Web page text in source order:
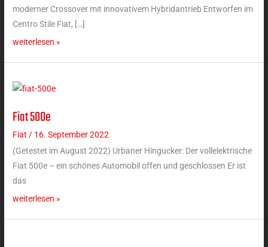
moderner Crossover mit innovativem Hybridantrieb Entworfen im
Centro Stile Fiat, […]
weiterlesen »
Fiat 500e
Fiat / 16. September 2022
(Getestet im August 2022) Urbaner Hingucker: Der vollelektrische
Fiat 500e – ein schönes Automobil offen und geschlossen Er ist
das
Fiat
500e
weiterlesen »